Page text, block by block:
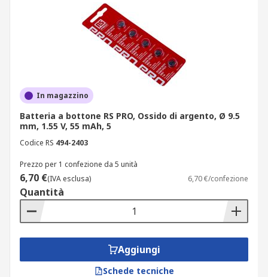
In magazzino
Batteria a bottone RS PRO, Ossido di argento, Ø 9.5
mm, 1.55 V, 55 mAh, 5
Codice RS 494-2403
Prezzo per 1 confezione da 5 unità
6,70 €(IVA esclusa) 6,70 €/confezione
Quantità
Aggiungi
Schede tecniche